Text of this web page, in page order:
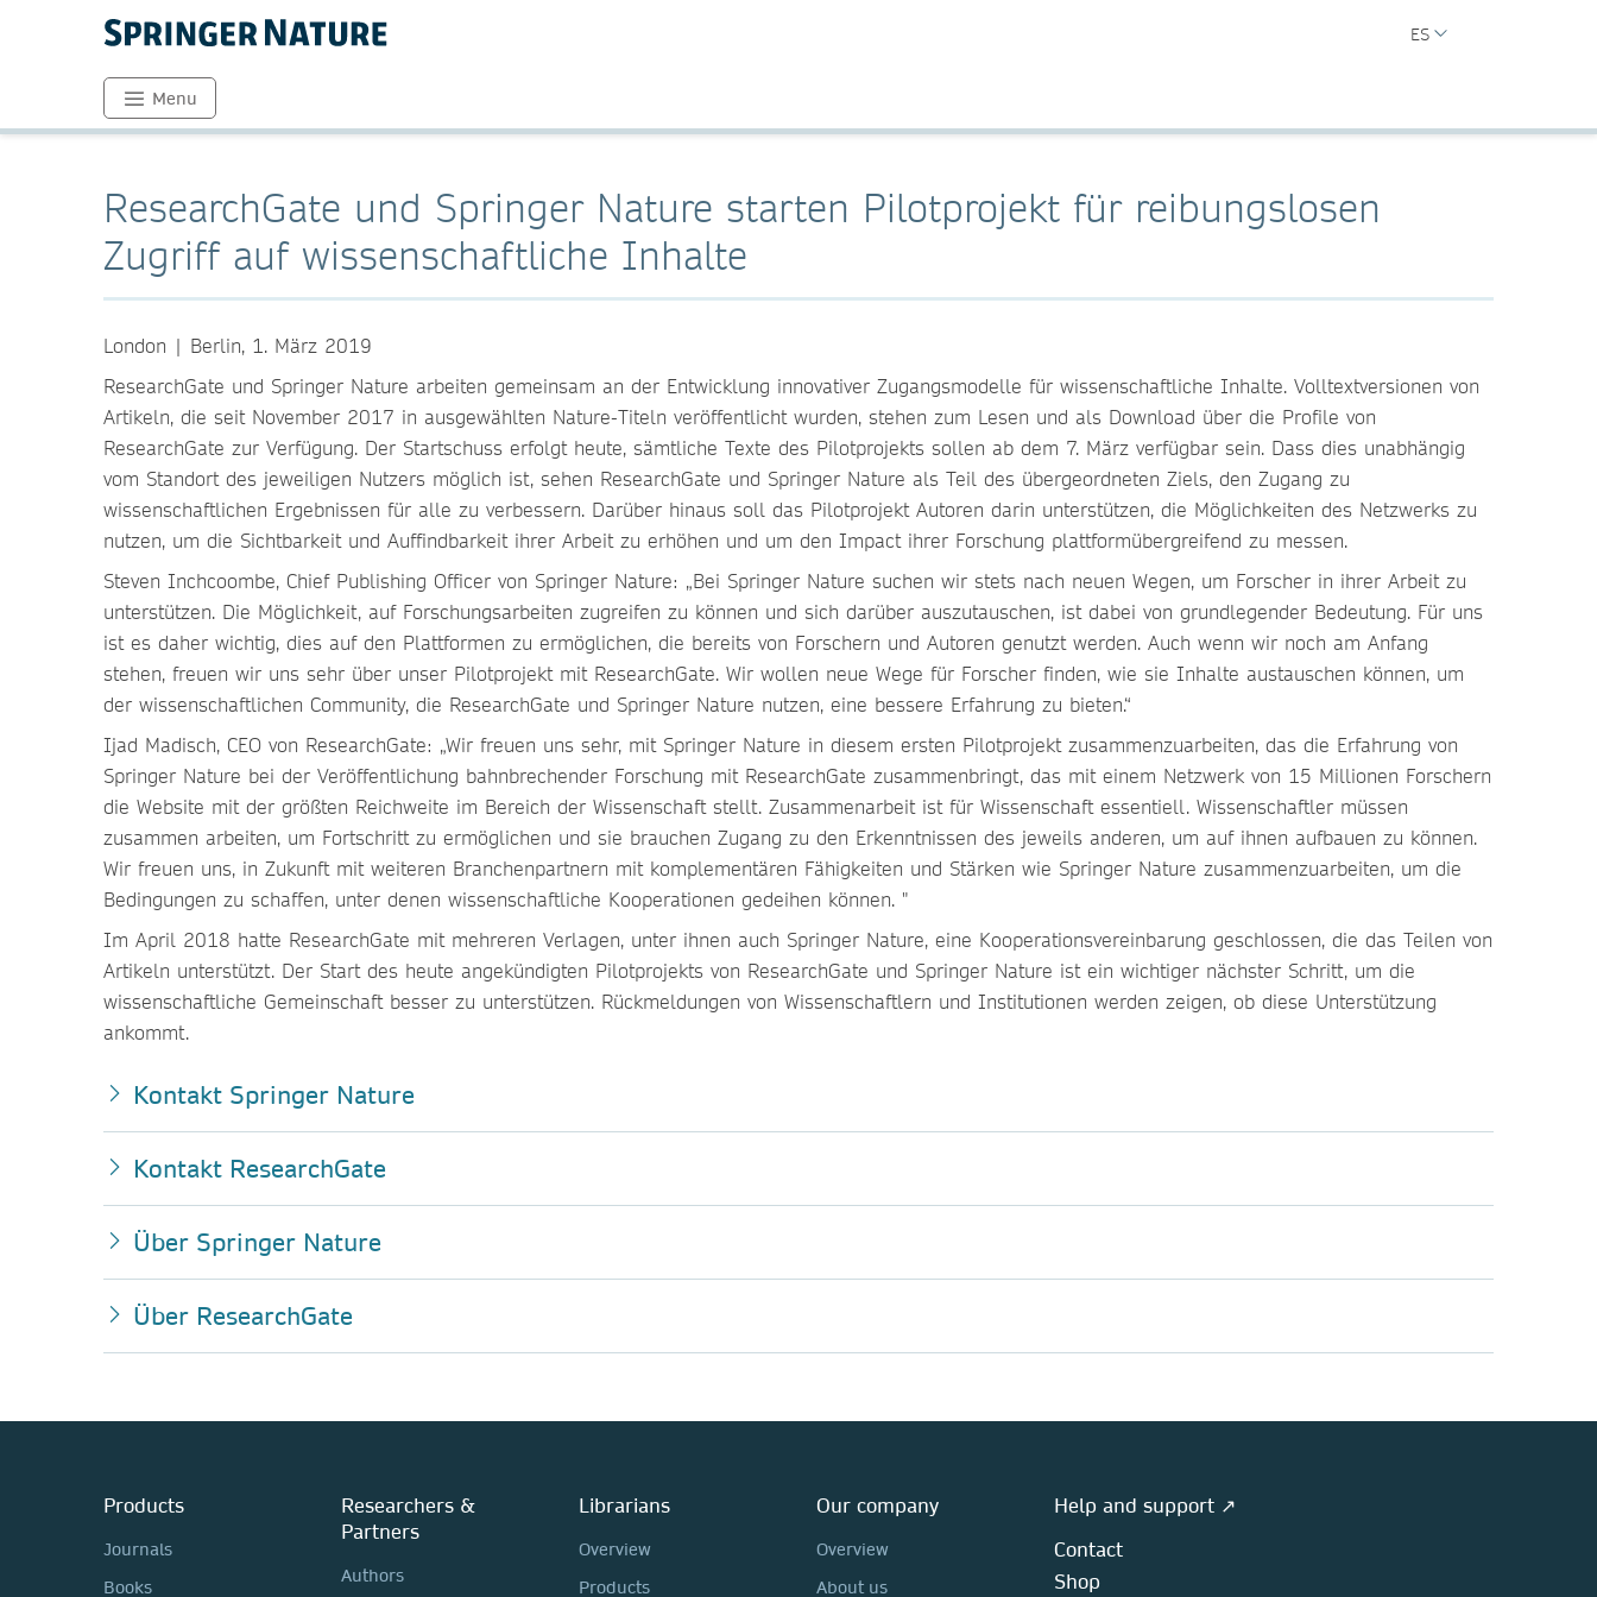
ES
Menu
ResearchGate und Springer Nature starten Pilotprojekt für reibungslosen
Zugriff auf wissenschaftliche Inhalte
London | Berlin, 1. März 2019
ResearchGate und Springer Nature arbeiten gemeinsam an der Entwicklung innovativer Zugangsmodelle für wissenschaftliche Inhalte. Volltextversionen von
Artikeln, die seit November 2017 in ausgewählten Nature-Titeln veröffentlicht wurden, stehen zum Lesen und als Download über die Profile von
ResearchGate zur Verfügung. Der Startschuss erfolgt heute, sämtliche Texte des Pilotprojekts sollen ab dem 7. März verfügbar sein. Dass dies unabhängig
vom Standort des jeweiligen Nutzers möglich ist, sehen ResearchGate und Springer Nature als Teil des übergeordneten Ziels, den Zugang zu
wissenschaftlichen Ergebnissen für alle zu verbessern. Darüber hinaus soll das Pilotprojekt Autoren darin unterstützen, die Möglichkeiten des Netzwerks zu
nutzen, um die Sichtbarkeit und Auffindbarkeit ihrer Arbeit zu erhöhen und um den Impact ihrer Forschung plattformübergreifend zu messen.
Steven Inchcoombe, Chief Publishing Officer von Springer Nature: „Bei Springer Nature suchen wir stets nach neuen Wegen, um Forscher in ihrer Arbeit zu
unterstützen. Die Möglichkeit, auf Forschungsarbeiten zugreifen zu können und sich darüber auszutauschen, ist dabei von grundlegender Bedeutung. Für uns
ist es daher wichtig, dies auf den Plattformen zu ermöglichen, die bereits von Forschern und Autoren genutzt werden. Auch wenn wir noch am Anfang
stehen, freuen wir uns sehr über unser Pilotprojekt mit ResearchGate. Wir wollen neue Wege für Forscher finden, wie sie Inhalte austauschen können, um
der wissenschaftlichen Community, die ResearchGate und Springer Nature nutzen, eine bessere Erfahrung zu bieten.“
Ijad Madisch, CEO von ResearchGate: „Wir freuen uns sehr, mit Springer Nature in diesem ersten Pilotprojekt zusammenzuarbeiten, das die Erfahrung von
Springer Nature bei der Veröffentlichung bahnbrechender Forschung mit ResearchGate zusammenbringt, das mit einem Netzwerk von 15 Millionen Forschern
die Website mit der größten Reichweite im Bereich der Wissenschaft stellt. Zusammenarbeit ist für Wissenschaft essentiell. Wissenschaftler müssen
zusammen arbeiten, um Fortschritt zu ermöglichen und sie brauchen Zugang zu den Erkenntnissen des jeweils anderen, um auf ihnen aufbauen zu können.
Wir freuen uns, in Zukunft mit weiteren Branchenpartnern mit komplementären Fähigkeiten und Stärken wie Springer Nature zusammenzuarbeiten, um die
Bedingungen zu schaffen, unter denen wissenschaftliche Kooperationen gedeihen können. "
Im April 2018 hatte ResearchGate mit mehreren Verlagen, unter ihnen auch Springer Nature, eine Kooperationsvereinbarung geschlossen, die das Teilen von
Artikeln unterstützt. Der Start des heute angekündigten Pilotprojekts von ResearchGate und Springer Nature ist ein wichtiger nächster Schritt, um die
wissenschaftliche Gemeinschaft besser zu unterstützen. Rückmeldungen von Wissenschaftlern und Institutionen werden zeigen, ob diese Unterstützung
ankommt.
Kontakt Springer Nature
Kontakt ResearchGate
Über Springer Nature
Über ResearchGate
Products
Journals
Books
Researchers &
Partners
Authors
Librarians
Overview
Products
Our company
Overview
About us
Help and support ↗
Contact
Shop